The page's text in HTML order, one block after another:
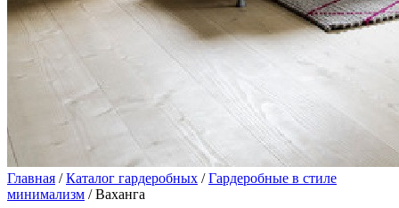
Главная /Каталог гардеробных /Гардеробные в стиле
минимализм / Ваханга